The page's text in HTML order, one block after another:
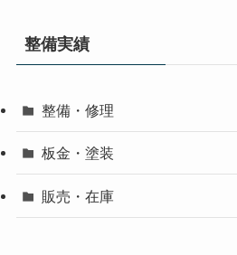
整備実績
整備・修理
板金・塗装
販売・在庫